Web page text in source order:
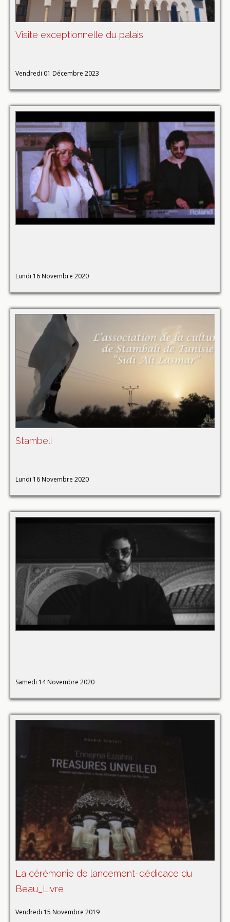
Visite exceptionnelle du palais
Vendredi 01 Décembre 2023
Lundi 16 Novembre 2020
Stambeli
Lundi 16 Novembre 2020
Samedi 14 Novembre 2020
La cérémonie de lancement-dédicace du
Beau_Livre
Vendredi 15 Novembre 2019